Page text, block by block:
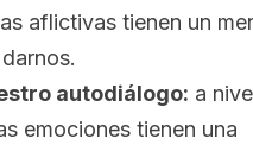
aflictivas tienen un
autodiálogo: a
emociones tienen una